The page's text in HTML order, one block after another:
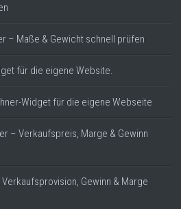
– Maße & Gewicht schnell prüfen
für die eigene Website.
Widget für die eigene Webseite
– Verkaufspreis, Marge & Gewinn
Gewinn & Marge